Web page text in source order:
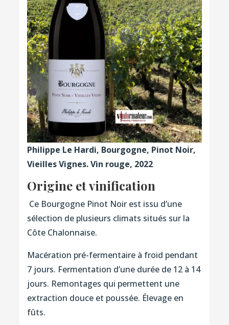
Philippe Le Hardi, Bourgogne, Pinot Noir,
Vieilles Vignes. Vin rouge, 2022
Origine et vinification
Ce Bourgogne Pinot Noir est issu d’une
sélection de plusieurs climats situés sur la
Côte Chalonnaise.
Macération pré-fermentaire à froid pendant
7 jours. Fermentation d’une durée de 12 à 14
jours. Remontages qui permettent une
extraction douce et poussée. Élevage en
fûts.